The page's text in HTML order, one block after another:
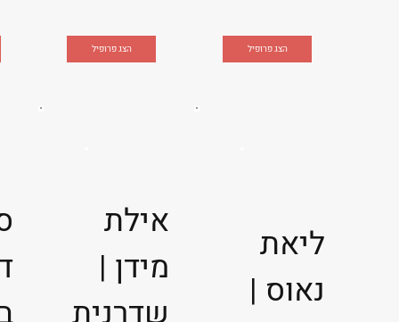
הצג פרופיל הצג פרופיל
אילת
מידן |
ליאת
נאוס |